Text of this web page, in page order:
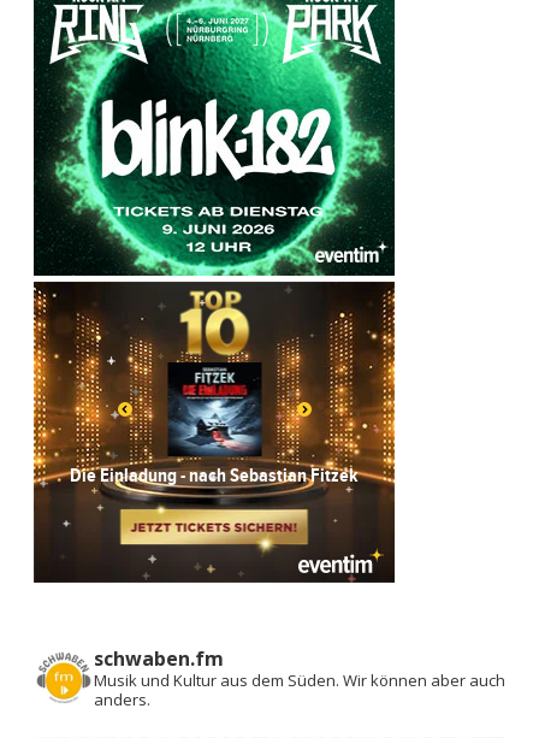
schwaben.fm
Musik und Kultur aus dem Süden. Wir können aber auch
anders.